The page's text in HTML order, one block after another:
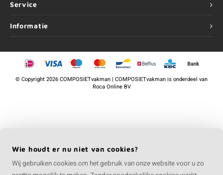
Service
Informatie
©Copyright2026 COMPOSIETvakman | COMPOSIETvakman is onderdeel van
Roca Online BV
Wie houdt er nu niet van cookies?
Wij gebruiken cookies om het gebruik van onze website voor u zo